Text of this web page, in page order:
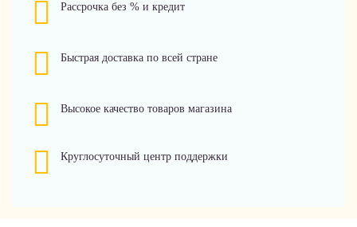
Рассрочка без % и кредит
Быстрая доставка по всей стране
Высокое качество товаров магазина
Круглосуточный центр поддержки